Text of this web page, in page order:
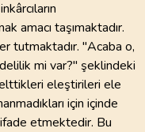
amacı taşımaktadır.
tutmaktadır. "Acaba o,
mi var?" şeklindeki
eleştirileri ele
için içinde
ifade etmektedir. Bu